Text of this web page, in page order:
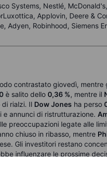
Systems, Nestlé,
Applovin, Deere &
Adyen, Robinhood, Siemens
contrastato giovedì, mentre
è salito dello 0,36 %, mentre il
rialzi. Il Dow Jones ha perso
annunci di ristrutturazione.
preoccupazioni legate alle
chiuso in ribasso, mentre
Gli investitori restano
influenzare le prossime
storici, con lo